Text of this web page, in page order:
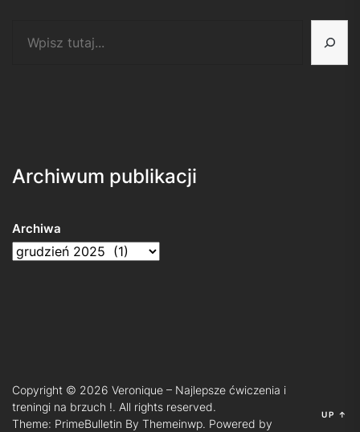
Archiwum publikacji
Archiwa
Copyright © 2026 Veronique – Najlepsze ćwiczenia i
treningi na brzuch !. All rights reserved.
Theme: PrimeBulletin By Themeinwp. Powered by
UP ↑